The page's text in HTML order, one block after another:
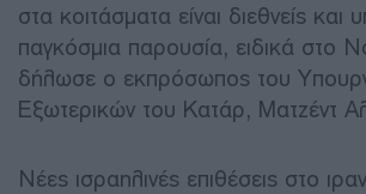
στα κοιτάσματα είναι διεθνείς και
παγκόσμια παρουσία, ειδικά στο
δήλωσε ο εκπρόσωπος του
Εξωτερικών του Κατάρ, Ματζέντ
Νέες ισραηλινές επιθέσεις στο